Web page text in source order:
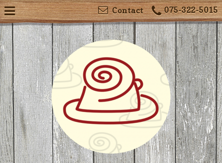
075-322-5015
Contact